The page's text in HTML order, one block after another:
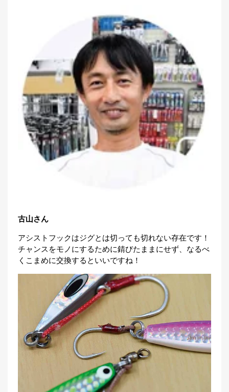
古山さん
アシストフックはジグとは切っても切れない存在です！
チャンスをモノにするために錆びたままにせず、なるべ
くこまめに交換するといいですね！